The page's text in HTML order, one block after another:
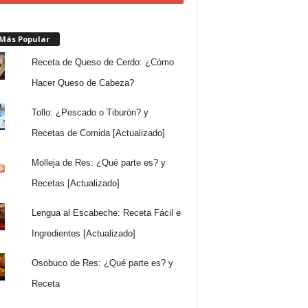
Popular
Receta de Queso de Cerdo: ¿Cómo
Hacer Queso de Cabeza?
Tollo: ¿Pescado o Tiburón? y
Recetas de Comida [Actualizado]
Molleja de Res: ¿Qué parte es? y
Recetas [Actualizado]
Lengua al Escabeche: Receta Fácil e
Ingredientes [Actualizado]
Osobuco de Res: ¿Qué parte es? y
Receta